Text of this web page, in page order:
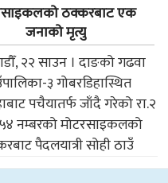
ठक्करबाट एक
जनाको मृत्यु
२२ साउन । दाङको गढवा
३ गोबरडिहास्थित
पचैयातर्फ जाँदै गरेको रा.२
नम्बरको मोटरसाइकलको
पैदलयात्री सोही ठाउँ